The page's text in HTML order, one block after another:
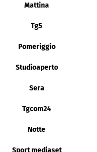
Mattina
Tg5
Pomeriggio
Studioaperto
Sera
Tgcom24
Notte
Sport mediaset